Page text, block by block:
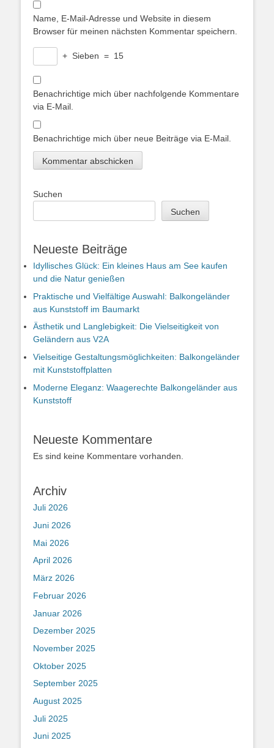
Name, E-Mail-Adresse und Website in diesem
Browser für meinen nächsten Kommentar speichern.
+ Sieben = 15
Benachrichtige mich über nachfolgende Kommentare
via E-Mail.
Benachrichtige mich über neue Beiträge via E-Mail.
Suchen
Suchen
Neueste Beiträge
Idyllisches Glück: Ein kleines Haus am See kaufen
und die Natur genießen
Praktische und Vielfältige Auswahl: Balkongeländer
aus Kunststoff im Baumarkt
Ästhetik und Langlebigkeit: Die Vielseitigkeit von
Geländern aus V2A
Vielseitige Gestaltungsmöglichkeiten: Balkongeländer
mit Kunststoffplatten
Moderne Eleganz: Waagerechte Balkongeländer aus
Kunststoff
Neueste Kommentare
Es sind keine Kommentare vorhanden.
Archiv
Juli 2026
Juni 2026
Mai 2026
April 2026
März 2026
Februar 2026
Januar 2026
Dezember 2025
November 2025
Oktober 2025
September 2025
August 2025
Juli 2025
Juni 2025